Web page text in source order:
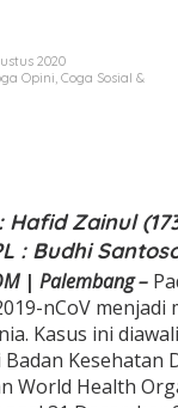
-
a
h
P
e
n
c
e
g
a
2020
Opini Coga Sosial &
Hafid Zainul
: Budhi
| Palembang –
nCoV menjadi
Kasus ini
Kesehatan
World Health